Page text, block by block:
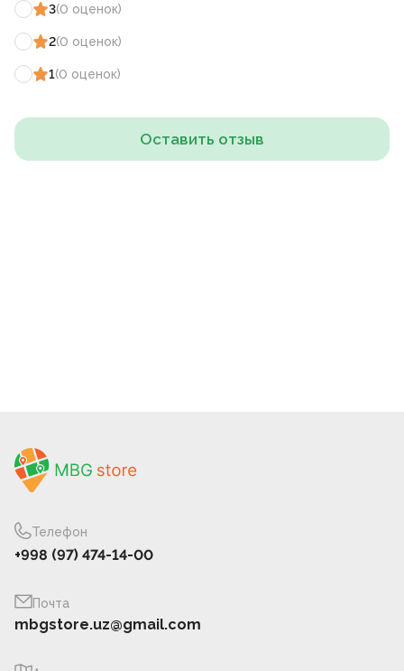
3(0 оценок)
2(0 оценок)
1(0 оценок)
Оставить отзыв
Телефон
+998 (97) 474-14-00
Почта
mbgstore.uz@gmail.com